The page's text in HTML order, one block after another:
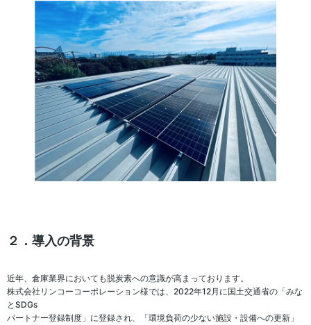
２．導入の背景
近年、倉庫業界においても脱炭素への意識が高まっております。
株式会社リンコーコーポレーション様では、2022年12月に国土交通省の「みな
とSDGs
パートナー登録制度」に登録され、「環境負荷の少ない施設・設備への更新」